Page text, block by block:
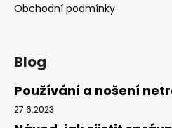
Obchodní podmínky
Blog
Používání a nošení
27.6.2023